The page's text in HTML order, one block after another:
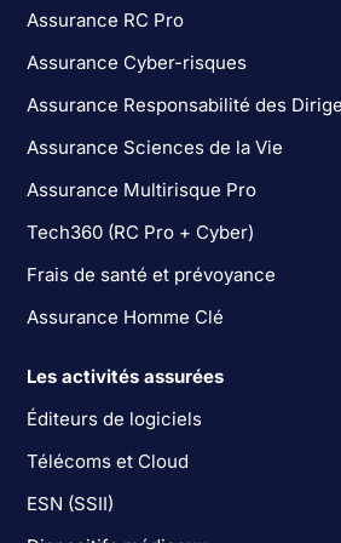
Assurance RC Pro
Assurance Cyber-risques
Assurance Responsabilité des
Assurance Sciences de la Vie
Assurance Multirisque Pro
Tech360 (RC Pro + Cyber)
Frais de santé et prévoyance
Assurance Homme Clé
Les activités assurées
Éditeurs de logiciels
Télécoms et Cloud
ESN (SSII)